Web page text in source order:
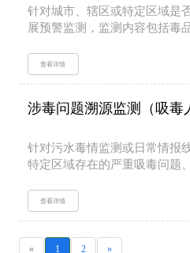
针对城市、辖区或特定区域是
展预警监测，监测内容包括毒
险，辅助高效、准确、全时段
查看详情
针对污水毒情监测或日常情报
特定区域存在的严重吸毒问题
限于具体社区、小区、园区或
精准打击。...
查看详情
« 1 2 »